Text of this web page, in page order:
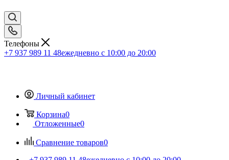
Телефоны
+7 937 989 11 48ежедневно с 10:00 до 20:00
Личный кабинет
Корзина0
Отложенные0
Сравнение товаров0